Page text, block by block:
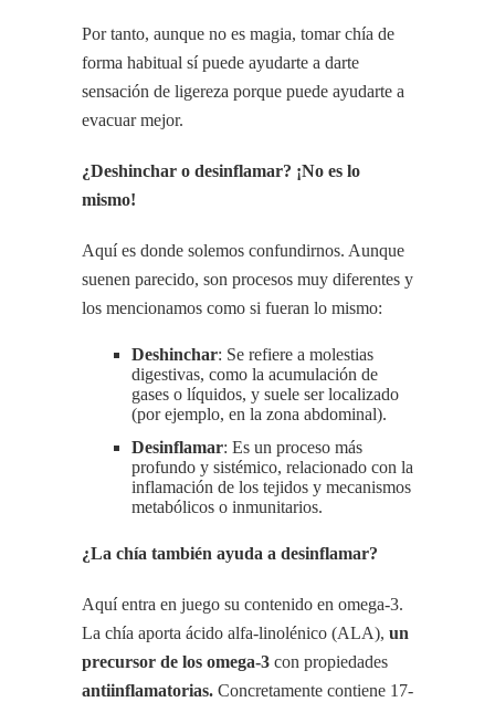
Por tanto, aunque no es magia, tomar chía de
forma habitual sí puede ayudarte a darte
sensación de ligereza porque puede ayudarte a
evacuar mejor.
¿Deshinchar o desinflamar? ¡No es lo
mismo!
Aquí es donde solemos confundirnos. Aunque
suenen parecido, son procesos muy diferentes y
los mencionamos como si fueran lo mismo:
Deshinchar: Se refiere a molestias
digestivas, como la acumulación de
gases o líquidos, y suele ser localizado
(por ejemplo, en la zona abdominal).
Desinflamar: Es un proceso más
profundo y sistémico, relacionado con la
inflamación de los tejidos y mecanismos
metabólicos o inmunitarios.
¿La chía también ayuda a desinflamar?
Aquí entra en juego su contenido en omega-3.
La chía aporta ácido alfa-linolénico (ALA), un
precursor de los omega-3 con propiedades
antiinflamatorias. Concretamente contiene 17-